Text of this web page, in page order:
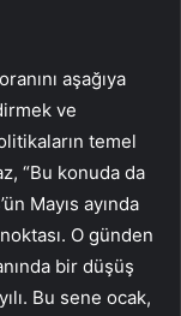
aşağıya
ve
temel
“Bu konuda da
Mayıs ayında
O günden
bir düşüş
Bu sene ocak,